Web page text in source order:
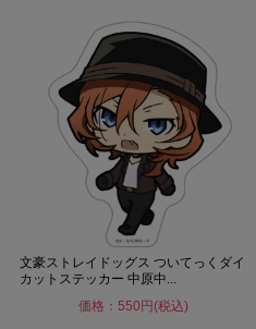
文豪ストレイドッグス ついてっくダイ
カットステッカー 中原中...
価格：550円(税込)